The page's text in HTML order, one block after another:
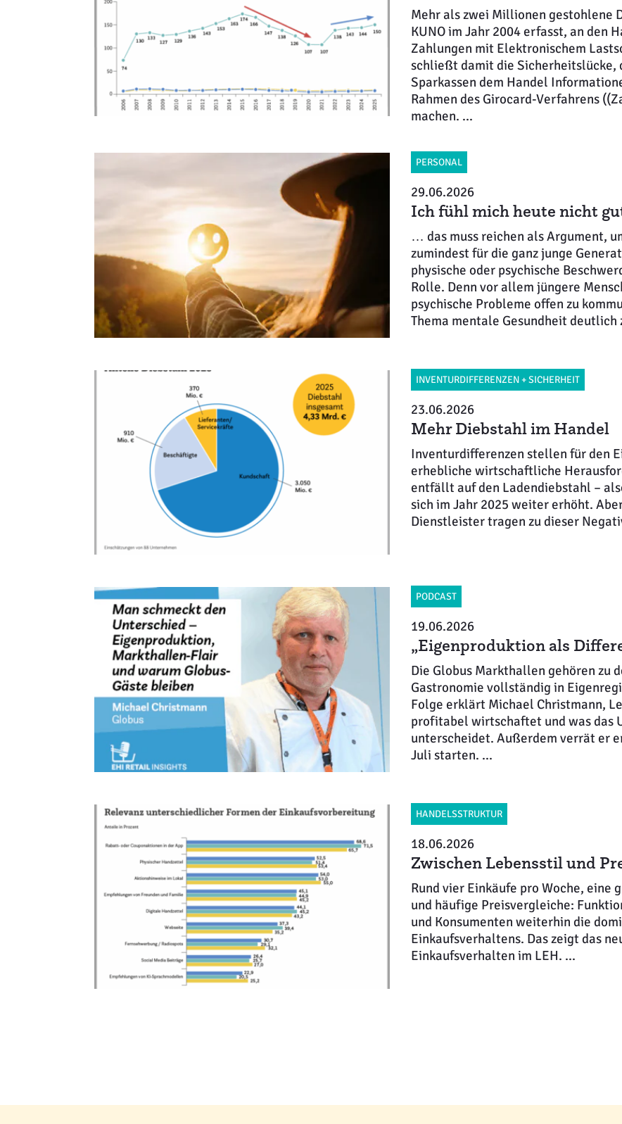
Mehr als zwei Millionen gestohlene
KUNO im Jahr 2004 erfasst, an den
Zahlungen mit Elektronischem
schließt damit die Sicherheitslücke,
Sparkassen dem Handel
Rahmen des Girocard-Verfahrens
machen. ...
PERSONAL
29.06.2026
Ich fühl mich heute nicht
… das muss reichen als Argument,
zumindest für die ganz junge
physische oder psychische
Rolle. Denn vor allem jüngere
psychische Probleme offen zu
Thema mentale Gesundheit
INVENTURDIFFERENZEN + SICHERHEIT
23.06.2026
Mehr Diebstahl im Handel
Inventurdifferenzen stellen für den
erhebliche wirtschaftliche
entfällt auf den Ladendiebstahl –
sich im Jahr 2025 weiter erhöht.
Dienstleister tragen zu dieser
PODCAST
19.06.2026
„Eigenproduktion als
Die Globus Markthallen gehören zu
Gastronomie vollständig in
Folge erklärt Michael Christmann,
profitabel wirtschaftet und was das
unterscheidet. Außerdem verrät er
Juli starten. ...
HANDELSSTRUKTUR
18.06.2026
Zwischen Lebensstil und
Rund vier Einkäufe pro Woche,
und häufige Preisvergleiche:
und Konsumenten weiterhin die
Einkaufsverhaltens. Das zeigt das
Einkaufsverhalten im LEH. ...